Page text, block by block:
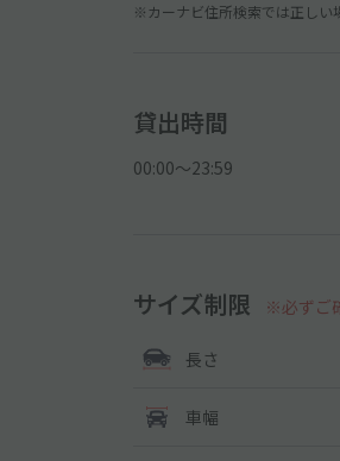
※カーナビ住所検索では正しい
貸出時間
00:00〜23:59
サイズ制限 ※必ずご
長さ
車幅